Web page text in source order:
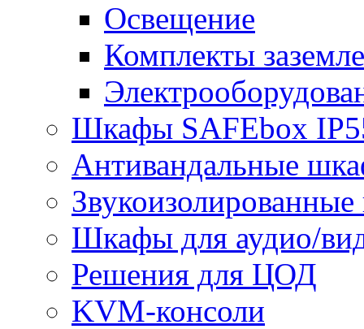
Освещение
Комплекты
Шкафы SAFEbox
Антивандальные
Шкафы для аудио/
Решения для ЦОД
KVM-консоли